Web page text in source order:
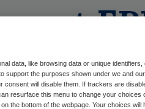
en
data, like browsing data or unique identifiers,
support the purposes shown under we and
consent will disable them. If trackers are
resurface this menu to change your choices
the bottom of the webpage. Your choices will